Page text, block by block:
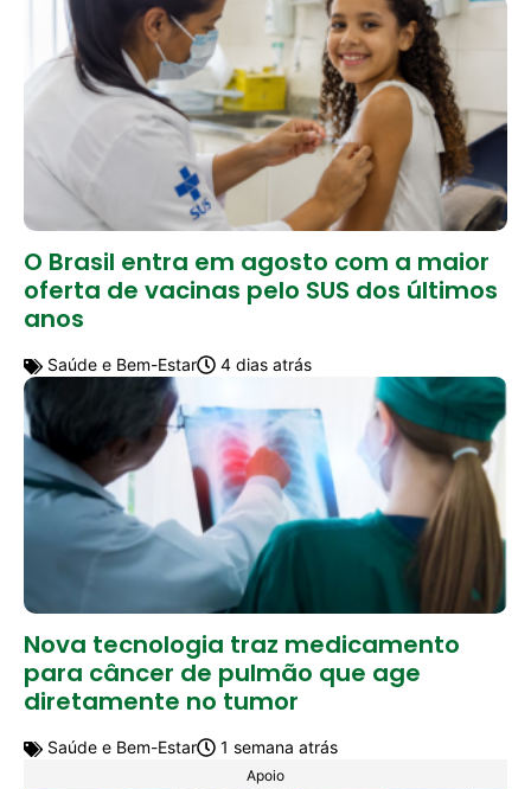
O Brasil entra em agosto com a maior
oferta de vacinas pelo SUS dos últimos
anos
Saúde e Bem-Estar 4 dias atrás
Nova tecnologia traz medicamento
para câncer de pulmão que age
diretamente no tumor
Saúde e Bem-Estar 1 semana atrás
Apoio